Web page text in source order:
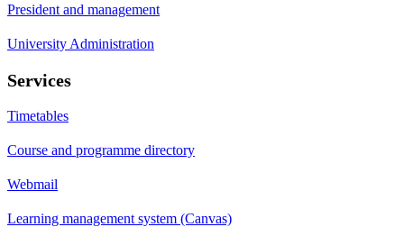
President and management
University Administration
Services
Timetables
Course and programme directory
Webmail
Learning management system (Canvas)